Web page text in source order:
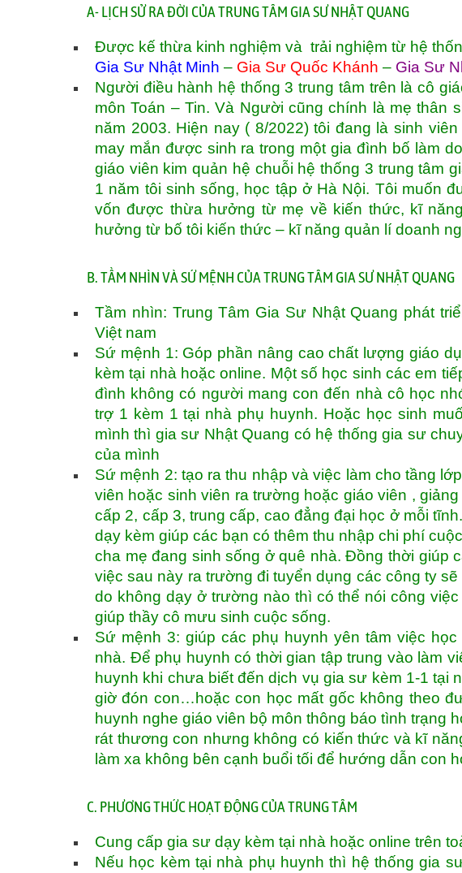
A- LỊCH SỬ RA ĐỜI CỦA TRUNG TÂM GIA SƯ NHẬT QUANG
Được kế thừa kinh nghiệm và trải nghiệm từ hệ
Gia Sư Nhật Minh – Gia Sư Quốc Khánh – Gia Sư
Người điều hành hệ thống 3 trung tâm trên là cô
môn Toán – Tin. Và Người cũng chính là mẹ thân
năm 2003. Hiện nay ( 8/2022) tôi đang là sinh
may mắn được sinh ra trong một gia đình bố làm
giáo viên kim quản hệ chuỗi hệ thống 3 trung tâm
1 năm tôi sinh sống, học tập ở Hà Nội. Tôi muốn
vốn được thừa hưởng từ mẹ về kiến thức, kĩ
hưởng từ bố tôi kiến thức – kĩ năng quản lí doanh
B. TẦM NHÌN VÀ SỨ MỆNH CỦA TRUNG TÂM GIA SƯ NHẬT QUANG
Tầm nhìn: Trung Tâm Gia Sư Nhật Quang phát
Việt nam
Sứ mệnh 1: Góp phần nâng cao chất lượng giáo
kèm tại nhà hoặc online. Một số học sinh các em
đình không có người mang con đến nhà cô học
trợ 1 kèm 1 tại nhà phụ huynh. Hoặc học sinh
mình thì gia sư Nhật Quang có hệ thống gia sư
của mình
Sứ mệnh 2: tạo ra thu nhập và việc làm cho tầng
viên hoặc sinh viên ra trường hoặc giáo viên ,
cấp 2, cấp 3, trung cấp, cao đẳng đại học ở mỗi
dạy kèm giúp các bạn có thêm thu nhập chi phí
cha mẹ đang sinh sống ở quê nhà. Đồng thời giúp
việc sau này ra trường đi tuyển dụng các công ty
do không dạy ở trường nào thì có thể nói công
giúp thầy cô mưu sinh cuộc sống.
Sứ mệnh 3: giúp các phụ huynh yên tâm việc
nhà. Để phụ huynh có thời gian tập trung vào làm
huynh khi chưa biết đến dịch vụ gia sư kèm 1-1 tại
giờ đón con…hoặc con học mất gốc không theo
huynh nghe giáo viên bộ môn thông báo tình trạng
rát thương con nhưng không có kiến thức và kĩ
làm xa không bên cạnh buổi tối để hướng dẫn con
C. PHƯƠNG THỨC HOẠT ĐỘNG CỦA TRUNG TÂM
Cung cấp gia sư dạy kèm tại nhà hoặc online trên
Nếu học kèm tại nhà phụ huynh thì hệ thống gia